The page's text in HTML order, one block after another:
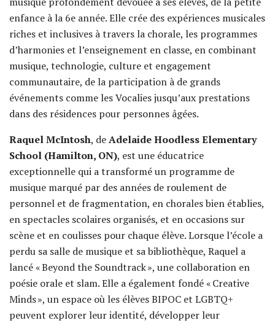
enfance à la 6e année. Elle crée des expériences musicales
riches et inclusives à travers la chorale, les programmes
d’harmonies et l’enseignement en classe, en combinant
musique, technologie, culture et engagement
communautaire, de la participation à de grands
événements comme les Vocalies jusqu’aux prestations
dans des résidences pour personnes âgées.
Raquel McIntosh, deAdelaide Hoodless Elementary
School (Hamilton, ON), est une éducatrice
exceptionnelle qui a transformé un programme de
musique marqué par des années de roulement de
personnel et de fragmentation, en chorales bien établies,
en spectacles scolaires organisés, et en occasions sur
scène et en coulisses pour chaque élève. Lorsque l’école a
perdu sa salle de musique et sa bibliothèque, Raquel a
lancé « Beyond the Soundtrack », une collaboration en
poésie orale et slam. Elle a également fondé « Creative
Minds », un espace où les élèves BIPOC et LGBTQ+
peuvent explorer leur identité, développer leur